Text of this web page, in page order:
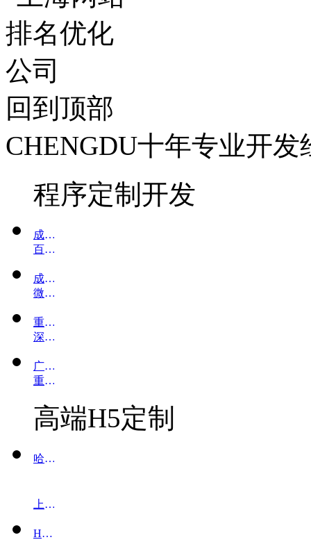
回到顶部
CHENGDU十年专业开发
程序定制开发
成都微信公众号开发
百度竞价优化公司
成都AR互动游戏制作
微信积分商城开发
重庆AR互动游戏定制
深圳公众号定制开发
广州抖音小程序定制
重庆网站开发公司
高端H5定制
哈尔滨H5游戏开发
上海H5定制
H5开发